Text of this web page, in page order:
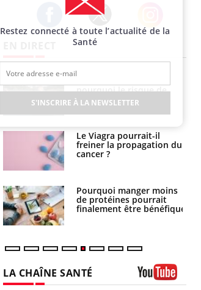
Facebook Twitter Instagram
pourquoi le risque de
noyade grimpe-t-il ?
Le Viagra pourrait-il
freiner la propagation du
cancer ?
Pourquoi manger moins
de protéines pourrait
finalement être bénéfique
LA CHAÎNE SANTÉ
Restez connecté à toute l’actualité de la
Santé
S'INSCRIRE À LA NEWSLETTER